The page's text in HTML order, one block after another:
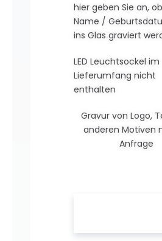
hier geben Sie an,
Name /
ins Glas graviert
LED Leuchtsockel im
Lieferumfang nicht
enthalten
Gravur von Logo,
anderen Motiven
Anfrage